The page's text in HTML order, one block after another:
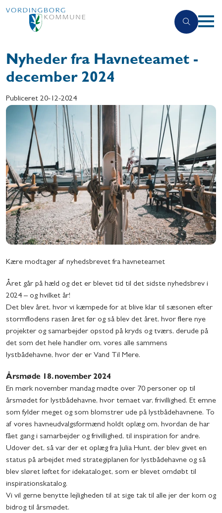
Nyheder fra Havneteamet -
december 2024
Publiceret 20-12-2024
Kære modtager af nyhedsbrevet fra havneteamet
Året går på hæld og det er blevet tid til det sidste nyhedsbrev i
2024 – og hvilket år!
Det blev året, hvor vi kæmpede for at blive klar til sæsonen efter
stormflodens rasen året før og så blev det året, hvor flere nye
projekter og samarbejder opstod på kryds og tværs, derude på
det som det hele handler om, vores alle sammens
lystbådehavne, hvor der er Vand Til Mere.
Årsmøde 18. november 2024
En mørk november mandag mødte over 70 personer op til
årsmødet for lystbådehavne, hvor temaet var, frivillighed. Et emne
som fylder meget og som blomstrer ude på lystbådehavnene. To
af vores havneudvalgsformænd holdt oplæg om, hvordan de har
fået gang i samarbejder og frivillighed, til inspiration for andre.
Udover det, så var der et oplæg fra Julia Hunt, der blev givet en
status på arbejdet med strategiplanen for lystbådehavne og så
blev sløret løftet for idekataloget, som er blevet omdøbt til
inspirationskatalog.
Vi vil gerne benytte lejligheden til at sige tak til alle jer der kom og
bidrog til årsmødet.